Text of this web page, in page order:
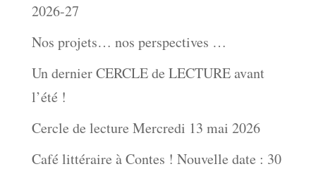
2026-27
Nos projets… nos perspectives …
Un dernier CERCLE de LECTURE avant
l’été !
Cercle de lecture Mercredi 13 mai 2026
Café littéraire à Contes ! Nouvelle date : 30